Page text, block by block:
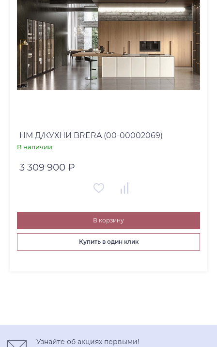
НМ Д/КУХНИ BRERA (00-00002069)
В наличии
3 309 900 ₽
В корзину
Купить в один клик
Узнайте об акциях первыми!